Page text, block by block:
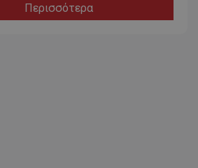
Περισσότερα